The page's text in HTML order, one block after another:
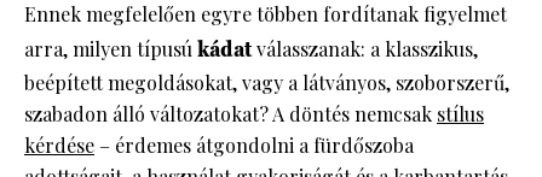
Ennek megfelelően egyre többen fordítanak figyelmet
arra, milyen típusúkádatválasszanak: a klasszikus,
beépített megoldásokat, vagy a látványos, szoborszerű,
szabadon álló változatokat? A döntés nemcsak stílus
kérdése – érdemes átgondolni a fürdőszoba